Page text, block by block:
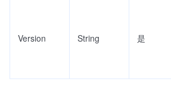
Version String 是